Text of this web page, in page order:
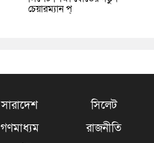
চেয়ারম্যান প্
সারাদেশ
সিলেট
গণমাধ্যম
রাজনীতি